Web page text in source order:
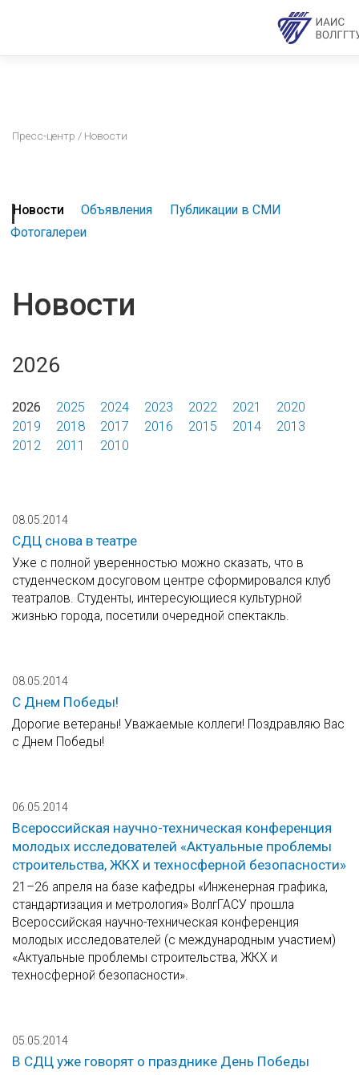
Пресс-центр / Новости
Новости Объявления
Публикации в СМИ
Фотогалереи
Новости
2026
2026 2025 2024 2023 2022 2021
2020
2019
2018 2017 2016 2015 2014
2013
2012
2011 2010
08.05.2014
СДЦ снова в театре
Уже с полной уверенностью можно сказать, что в
студенческом досуговом центре сформировался клуб
театралов. Студенты, интересующиеся культурной
жизнью города, посетили очередной спектакль.
08.05.2014
С Днем Победы!
Дорогие ветераны! Уважаемые коллеги! Поздравляю Вас
с Днем Победы!
06.05.2014
Всероссийская научно-техническая конференция
молодых исследователей «Актуальные проблемы
строительства, ЖКХ и техносферной безопасности»
21–26 апреля на базе кафедры «Инженерная графика,
стандартизация и метрология» ВолгГАСУ прошла
Всероссийская научно-техническая конференция
молодых исследователей (с международным участием)
«Актуальные проблемы строительства, ЖКХ и
техносферной безопасности».
05.05.2014
В СДЦ уже говорят о празднике День Победы